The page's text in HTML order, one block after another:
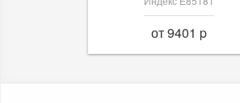
от 9401 p